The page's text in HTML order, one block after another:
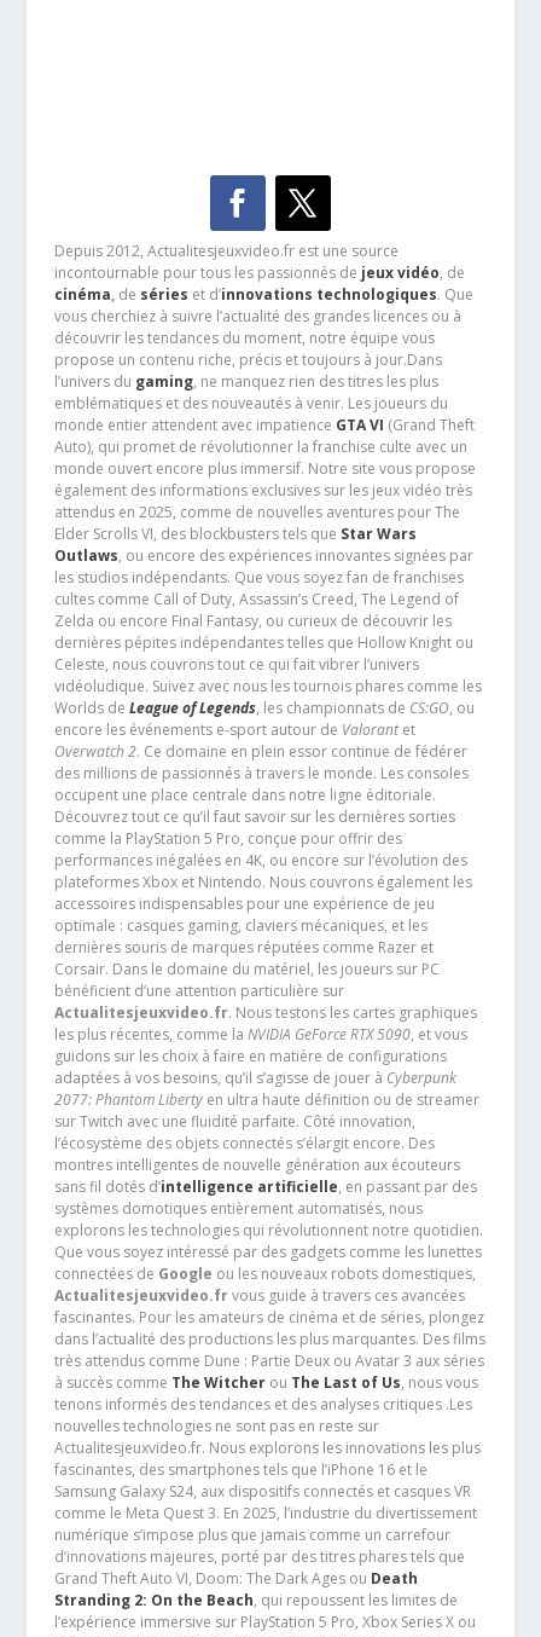
Depuis 2012, Actualitesjeuxvideo.fr est une source
incontournable pour tous les passionnés de jeux vidéo, de
cinéma,de séries et d’innovations technologiques. Que
vous cherchiez à suivre l’actualité des grandes licences ou à
découvrir les tendances du moment, notre équipe vous
propose un contenu riche, précis et toujours à jour.Dans
l’univers du gaming, ne manquez rien des titres les plus
emblématiques et des nouveautés à venir. Les joueurs du
monde entier attendent avec impatience GTA VI (Grand Theft
Auto), qui promet de révolutionner la franchise culte avec un
monde ouvert encore plus immersif. Notre site vous propose
également des informations exclusives sur les jeux vidéo très
attendus en 2025, comme de nouvelles aventures pour The
Elder Scrolls VI, des blockbusters tels que Star Wars
Outlaws, ou encore des expériences innovantes signées par
les studios indépendants. Que vous soyez fan de franchises
cultes comme Call of Duty, Assassin’s Creed, The Legend of
Zelda ou encore Final Fantasy, ou curieux de découvrir les
dernières pépites indépendantes telles que Hollow Knight ou
Celeste, nous couvrons tout ce qui fait vibrer l’univers
vidéoludique. Suivez avec nous les tournois phares comme les
Worlds de League of Legends, les championnats de CS:GO, ou
encore les événements e-sport autour de Valorantet
Overwatch 2. Ce domaine en plein essor continue de fédérer
des millions de passionnés à travers le monde. Les consoles
occupent une place centrale dans notre ligne éditoriale.
Découvrez tout ce qu’il faut savoir sur les dernières sorties
comme la PlayStation 5 Pro, conçue pour offrir des
performances inégalées en 4K, ou encore sur l’évolution des
plateformes Xbox et Nintendo. Nous couvrons également les
accessoires indispensables pour une expérience de jeu
optimale : casques gaming, claviers mécaniques, et les
dernières souris de marques réputées comme Razer et
Corsair. Dans le domaine du matériel, les joueurs sur PC
bénéficient d’une attention particulière sur
Actualitesjeuxvideo.fr. Nous testons les cartes graphiques
les plus récentes, comme la NVIDIA GeForce RTX 5090, et vous
guidons sur les choix à faire en matière de configurations
adaptées à vos besoins, qu’il s’agisse de jouer à Cyberpunk
2077: Phantom Libertyen ultra haute définition ou de streamer
sur Twitch avec une fluidité parfaite. Côté innovation,
l’écosystème des objets connectés s’élargit encore. Des
montres intelligentes de nouvelle génération aux écouteurs
sans fil dotés d’intelligence artificielle, en passant par des
systèmes domotiques entièrement automatisés, nous
explorons les technologies qui révolutionnent notre quotidien.
Que vous soyez intéressé par des gadgets comme les lunettes
connectées de Google ou les nouveaux robots domestiques,
Actualitesjeuxvideo.frvous guide à travers ces avancées
fascinantes. Pour les amateurs de cinéma et de séries, plongez
dans l’actualité des productions les plus marquantes. Des films
très attendus comme Dune : Partie Deux ou Avatar 3 aux séries
à succès comme The Witcherou The Last of Us, nous vous
tenons informés des tendances et des analyses critiques .Les
nouvelles technologies ne sont pas en reste sur
Actualitesjeuxvideo.fr. Nous explorons les innovations les plus
fascinantes, des smartphones tels que l’iPhone 16 et le
Samsung Galaxy S24, aux dispositifs connectés et casques VR
comme le Meta Quest 3. En 2025, l’industrie du divertissement
numérique s’impose plus que jamais comme un carrefour
d’innovations majeures, porté par des titres phares tels que
Grand Theft Auto VI, Doom: The Dark Ages ou Death
Stranding 2: On the Beach, qui repoussent les limites de
l’expérience immersive sur PlayStation 5 Pro, Xbox Series X ou